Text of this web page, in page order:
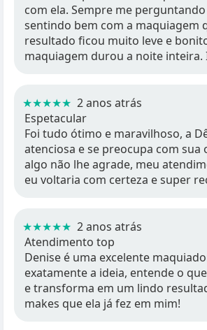
com ela. Sempre me
sentindo bem com a maquiagem
resultado ficou muito leve e
maquiagem durou a noite inteira.
★★★★★ 2 anos atrás
Espetacular
Foi tudo ótimo e maravilhoso, a
atenciosa e se preocupa com sua
algo não lhe agrade, meu
eu voltaria com certeza e super
★★★★★ 2 anos atrás
Atendimento top
Denise é uma excelente
exatamente a ideia, entende o
e transforma em um lindo
makes que ela já fez em mim!